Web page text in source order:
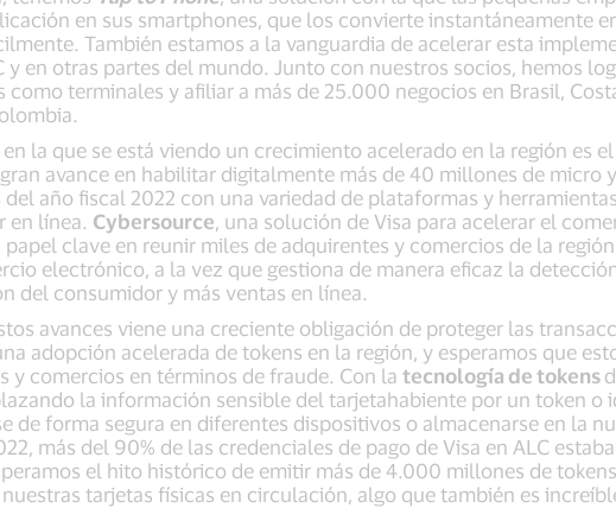
en sus smartphones, que los convierte instantáneamente
También estamos a la vanguardia de acelerar esta
y en otras partes del mundo. Junto con nuestros socios, hemos
terminales y afiliar a más de 25.000 negocios en Brasil,
la que se está viendo un crecimiento acelerado en la región es el
avance en habilitar digitalmente más de 40 millones de micro
año fiscal 2022 con una variedad de plataformas y
en línea. Cybersource, una solución de Visa para acelerar el
clave en reunir miles de adquirentes y comercios de la
electrónico, a la vez que gestiona de manera eficaz la
del consumidor y más ventas en línea.
avances viene una creciente obligación de proteger las
adopción acelerada de tokens en la región, y esperamos que
y comercios en términos de fraude. Con la tecnología de tokens
la información sensible del tarjetahabiente por un token
de forma segura en diferentes dispositivos o almacenarse en la
más del 90% de las credenciales de pago de Visa en ALC
el hito histórico de emitir más de 4.000 millones de
tarjetas físicas en circulación, algo que también es